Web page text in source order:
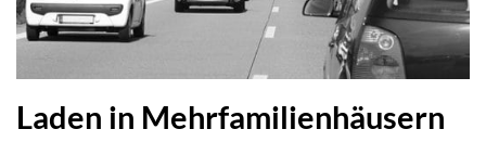
Laden in Mehrfamilienhäusern